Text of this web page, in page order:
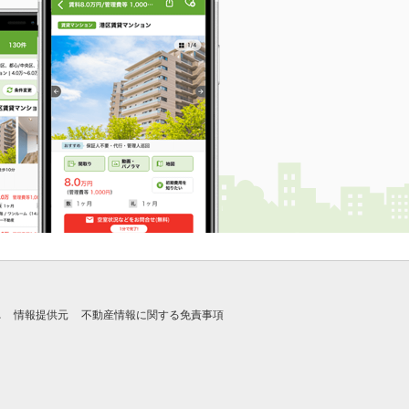
情報提供元 不動産情報に関する免責事項